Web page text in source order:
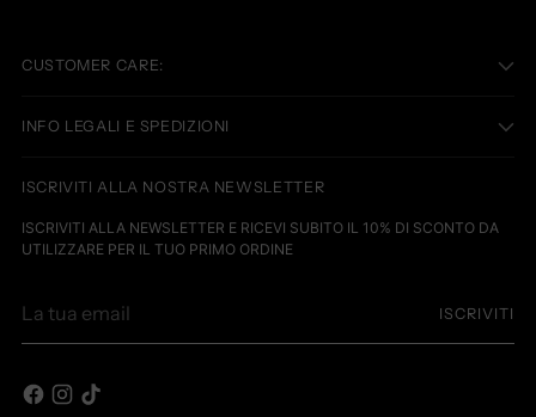
CUSTOMER CARE:
INFO LEGALI E SPEDIZIONI
ISCRIVITI ALLA NOSTRA NEWSLETTER
ISCRIVITI ALLA NEWSLETTER E RICEVI SUBITO IL 10% DI SCONTO DA
UTILIZZARE PER IL TUO PRIMO ORDINE
tua
ISCRIVITI